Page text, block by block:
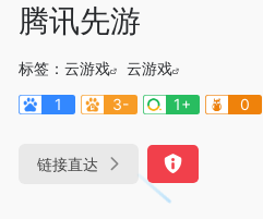
腾讯先游
标签： 云游戏
云游戏
1
3- 1+ 0
链接直达